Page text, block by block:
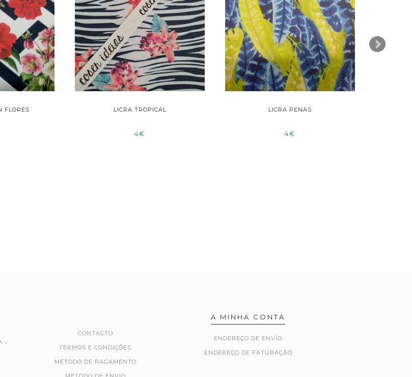
FLORES LICRA TROPICAL
4€
LICRA PENAS
4€
,
CONTACTO
TERMOS E CONDIÇÕES
MÉTODO DE PAGAMENTO
A MINHA CONTA
ENDEREÇO DE ENVÍO
ENDEREÇO DE FATURAÇÃO